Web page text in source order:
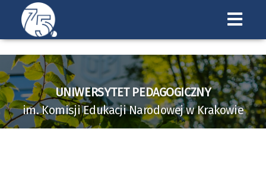
Uniwersytet
Pedagogiczny
w
Krakowie
UNIWERSYTET PEDAGOGICZNY
im. Komisji Edukacji Narodowej w Krakowie